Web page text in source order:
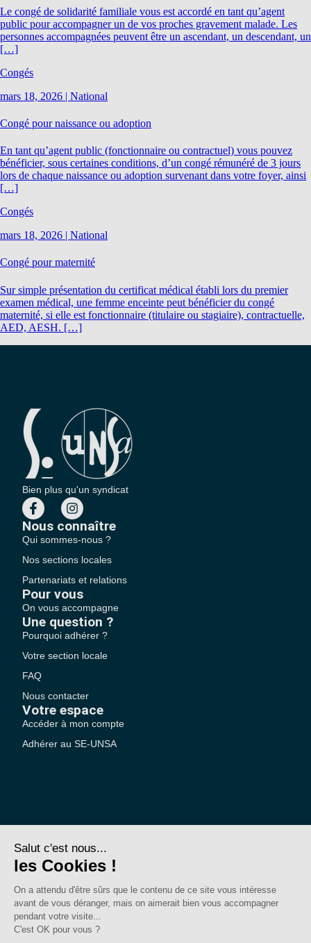
Le congé de solidarité familiale vous est accordé en tant qu’agent
public pour accompagner un de vos proches gravement malade. Les
personnes accompagnées peuvent être un ascendant, un descendant, un
[…]
Congés
mars 18, 2026 | National
Congé pour naissance ou adoption
En tant qu’agent public (fonctionnaire ou contractuel) vous pouvez
bénéficier, sous certaines conditions, d’un congé rémunéré de 3 jours
lors de chaque naissance ou adoption survenant dans votre foyer, ainsi
[…]
Congés
mars 18, 2026 | National
Congé pour maternité
Sur simple présentation du certificat médical établi lors du premier
examen médical, une femme enceinte peut bénéficier du congé
maternité, si elle est fonctionnaire (titulaire ou stagiaire), contractuelle,
AED, AESH. […]
Bien plus qu'un syndicat
Nous connaître
Qui sommes-nous ?
Nos sections locales
Partenariats et relations
Pour vous
On vous accompagne
Une question ?
Pourquoi adhérer ?
Votre section locale
FAQ
Nous contacter
Votre espace
Accéder à mon compte
Adhérer au SE-UNSA
SE-Unsa est un syndicat de l’UNSA